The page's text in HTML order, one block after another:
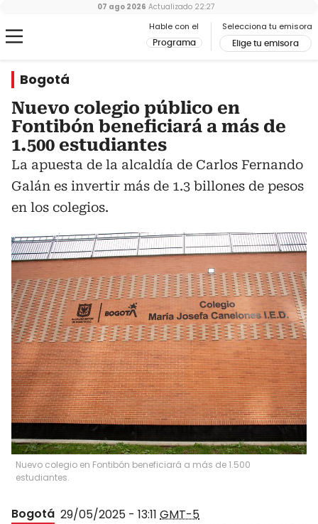
Hable con el
Programa
Selecciona tu emisora
Elige tu emisora
07 ago 2026 Actualizado 22:27
Bogotá
Nuevo colegio público en
Fontibón beneficiará a más de
1.500 estudiantes
La apuesta de la alcaldía de Carlos Fernando
Galán es invertir más de 1.3 billones de pesos
en los colegios.
Nuevo colegio en Fontibón beneficiará a más de 1.500
estudiantes.
Bogotá 29/05/2025 - 13:11 GMT-5